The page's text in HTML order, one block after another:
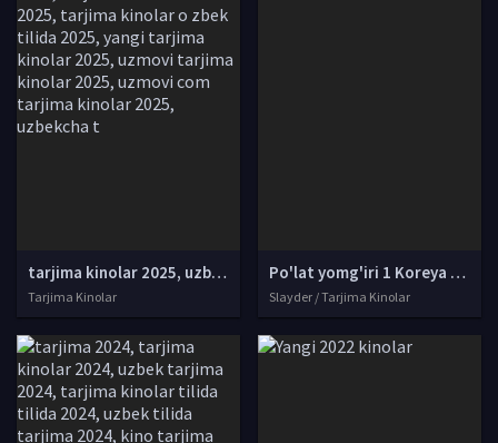
tarjima kinolar 2025, uzbek tarjima kinolar 2025, tarjima kinolar uzbek tilida 2025, tarjima kinolar o zbek 2025, tarjima kinolar o zbek tilida 2025, yangi tarjima kinolar 2025, uzmovi tarjima kinolar 2025, uzmovi com tarjima kinolar 2025, uzbekcha t
Tarjima Kinolar
Po'lat yomg'iri 1 Koreya filmi Uzbek tilida O'zbekcha 2017 tarjima kino Full HD tas-ix skachat
Slayder / Tarjima Kinolar